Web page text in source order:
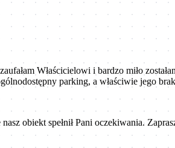
Właścicielowi i bardzo miło
parking, a właściwie jego
obiekt spełnił Pani oczekiwania.